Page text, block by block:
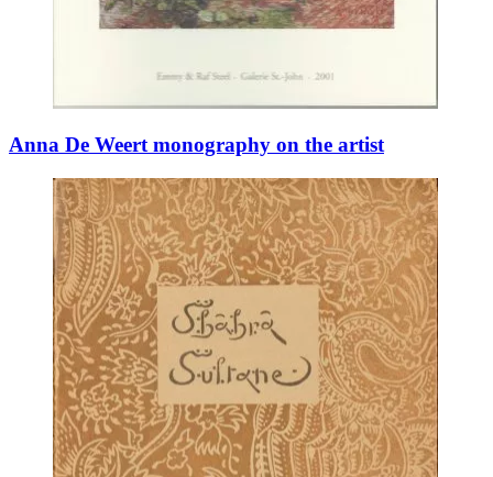
Anna De Weert monography on the artist